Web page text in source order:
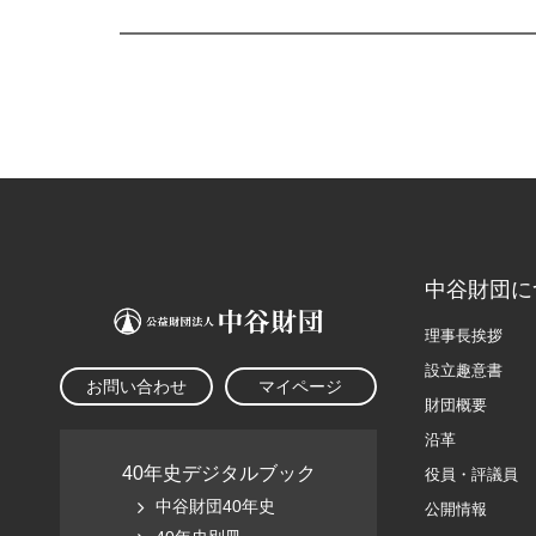
お問い合わせ マイページ
40年史デジタルブック
中谷財団40年史
中谷財団に
理事長挨拶
設立趣意書
財団概要
沿革
役員・評議員
公開情報